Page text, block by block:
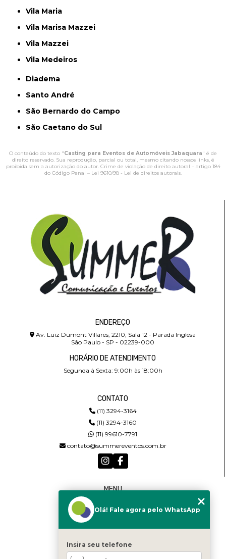
Vila Maria
Vila Marisa Mazzei
Vila Mazzei
Vila Medeiros
Diadema
Santo André
São Bernardo do Campo
São Caetano do Sul
O conteúdo do texto "Casting para Eventos de Automóveis Jabaquara" é de
direito reservado. Sua reprodução, parcial ou total, mesmo citando nossos links, é
proibida sem a autorização do autor. Crime de violação de direito autoral – artigo 184
do Código Penal – Lei 9610/98 - Lei de direitos autorais.
ENDEREÇO
Av. Luiz Dumont Villares, 2210, Sala 12 - Parada Inglesa
São Paulo - SP - 02239-000
HORÁRIO DE ATENDIMENTO
Segunda à Sexta: 9:00h às 18:00h
CONTATO
(11) 3294-3164
(11) 3294-3160
(11) 99610-7791
contato@summereventos.com.br
MENU
QUEM SOMOS
CONTATO
CATEGORIAS
Olá! Fale agora pelo WhatsApp
Insira seu telefone